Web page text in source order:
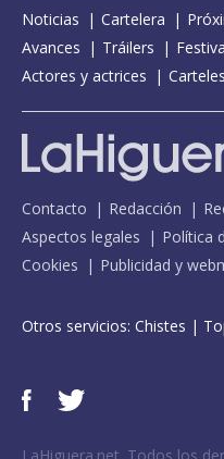
Noticias Cartelera
Avances
Tráilers
Actores y actrices
Carteles
Contacto Redacción
Aspectos legales
Política
Cookies
Publicidad y
Otros servicios: Chistes |
LaHiguera.net. Todos los